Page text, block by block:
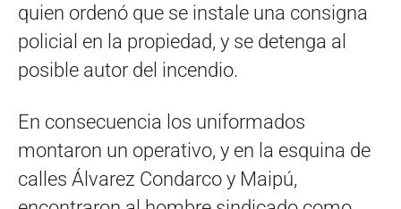
quien ordenó que se instale una consigna
policial en la propiedad, y se detenga al
posible autor del incendio.
En consecuencia los uniformados
montaron un operativo, y en la esquina de
calles Álvarez Condarco y Maipú,